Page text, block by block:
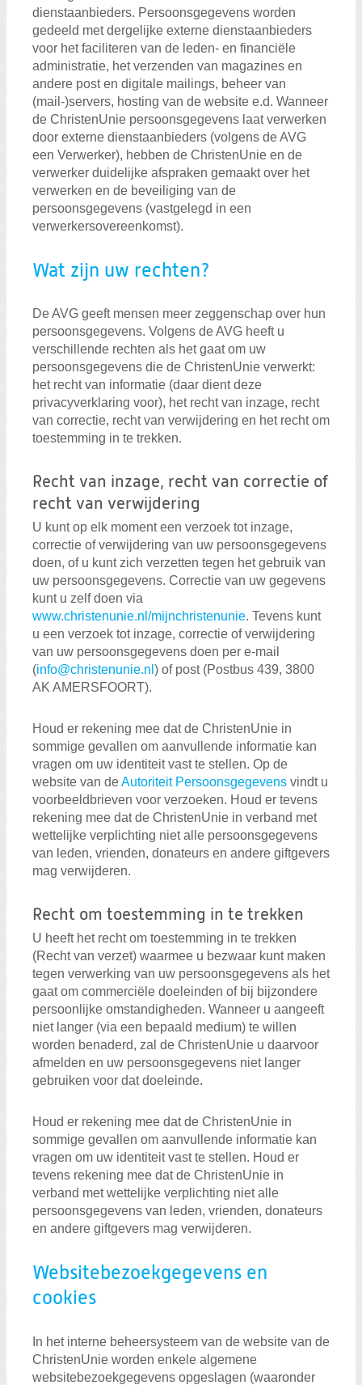
dienstaanbieders. Persoonsgegevens worden
gedeeld met dergelijke externe dienstaanbieders
voor het faciliteren van de leden- en financiële
administratie, het verzenden van magazines en
andere post en digitale mailings, beheer van
(mail-)servers, hosting van de website e.d. Wanneer
de ChristenUnie persoonsgegevens laat verwerken
door externe dienstaanbieders (volgens de AVG
een Verwerker), hebben de ChristenUnie en de
verwerker duidelijke afspraken gemaakt over het
verwerken en de beveiliging van de
persoonsgegevens (vastgelegd in een
verwerkersovereenkomst).
Wat zijn uw rechten?
De AVG geeft mensen meer zeggenschap over hun
persoonsgegevens. Volgens de AVG heeft u
verschillende rechten als het gaat om uw
persoonsgegevens die de ChristenUnie verwerkt:
het recht van informatie (daar dient deze
privacyverklaring voor), het recht van inzage, recht
van correctie, recht van verwijdering en het recht om
toestemming in te trekken.
Recht van inzage, recht van correctie of
recht van verwijdering
U kunt op elk moment een verzoek tot inzage,
correctie of verwijdering van uw persoonsgegevens
doen, of u kunt zich verzetten tegen het gebruik van
uw persoonsgegevens. Correctie van uw gegevens
kunt u zelf doen via
www.christenunie.nl/mijnchristenunie. Tevens kunt
u een verzoek tot inzage, correctie of verwijdering
van uw persoonsgegevens doen per e-mail
(info@christenunie.nl ) of post (Postbus 439, 3800
AK AMERSFOORT).
Houd er rekening mee dat de ChristenUnie in
sommige gevallen om aanvullende informatie kan
vragen om uw identiteit vast te stellen. Op de
website van deAutoriteit Persoonsgegevens vindt u
voorbeeldbrieven voor verzoeken. Houd er tevens
rekening mee dat de ChristenUnie in verband met
wettelijke verplichting niet alle persoonsgegevens
van leden, vrienden, donateurs en andere giftgevers
mag verwijderen.
Recht om toestemming in te trekken
U heeft het recht om toestemming in te trekken
(Recht van verzet) waarmee u bezwaar kunt maken
tegen verwerking van uw persoonsgegevens als het
gaat om commerciële doeleinden of bij bijzondere
persoonlijke omstandigheden. Wanneer u aangeeft
niet langer (via een bepaald medium) te willen
worden benaderd, zal de ChristenUnie u daarvoor
afmelden en uw persoonsgegevens niet langer
gebruiken voor dat doeleinde.
Houd er rekening mee dat de ChristenUnie in
sommige gevallen om aanvullende informatie kan
vragen om uw identiteit vast te stellen. Houd er
tevens rekening mee dat de ChristenUnie in
verband met wettelijke verplichting niet alle
persoonsgegevens van leden, vrienden, donateurs
en andere giftgevers mag verwijderen.
Websitebezoekgegevens en
cookies
In het interne beheersysteem van de website van de
ChristenUnie worden enkele algemene
websitebezoekgegevens opgeslagen (waaronder